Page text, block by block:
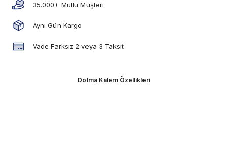
35.000+ Mutlu Müşteri
Aynı Gün Kargo
Vade Farksız 2 veya 3 Taksit
Dolma Kalem Özellikleri